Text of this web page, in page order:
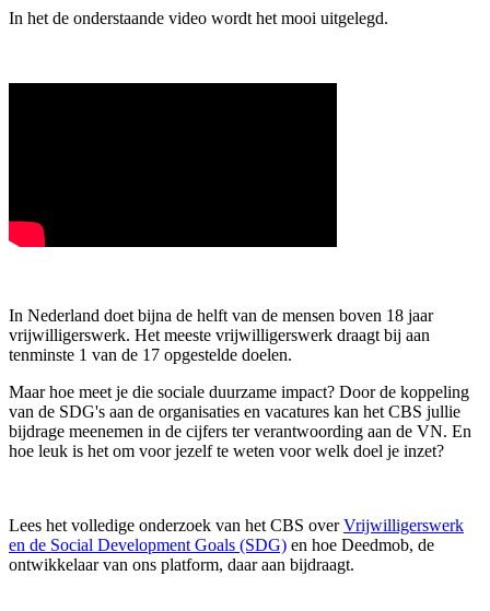
In het de onderstaande video wordt het mooi uitgelegd.
In Nederland doet bijna de helft van de mensen boven 18 jaar
vrijwilligerswerk. Het meeste vrijwilligerswerk draagt bij aan
tenminste 1 van de 17 opgestelde doelen.
Maar hoe meet je die sociale duurzame impact? Door de koppeling
van de SDG's aan de organisaties en vacatures kan het CBS jullie
bijdrage meenemen in de cijfers ter verantwoording aan de VN. En
hoe leuk is het om voor jezelf te weten voor welk doel je inzet?
Lees het volledige onderzoek van het CBS overVrijwilligerswerk
en de Social Development Goals (SDG) en hoe Deedmob, de
ontwikkelaar van ons platform, daar aan bijdraagt.